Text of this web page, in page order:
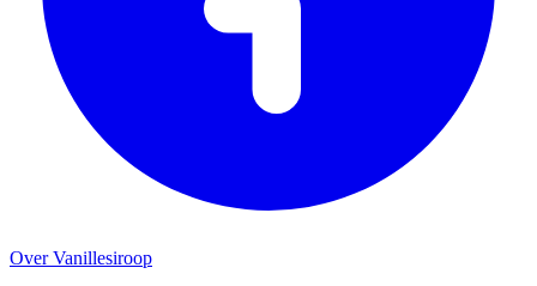
Over Vanillesiroop